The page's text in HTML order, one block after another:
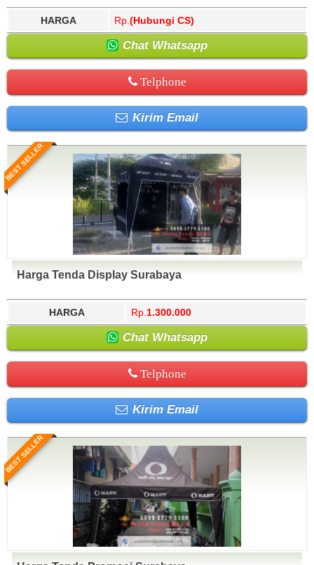
HARGA Rp. (Hubungi CS)
Chat Whatsapp
Telphone
Kirim Email
BEST SELLER
Harga Tenda Display Surabaya
HARGA Rp. 1.300.000
Chat Whatsapp
Telphone
Kirim Email
BEST SELLER